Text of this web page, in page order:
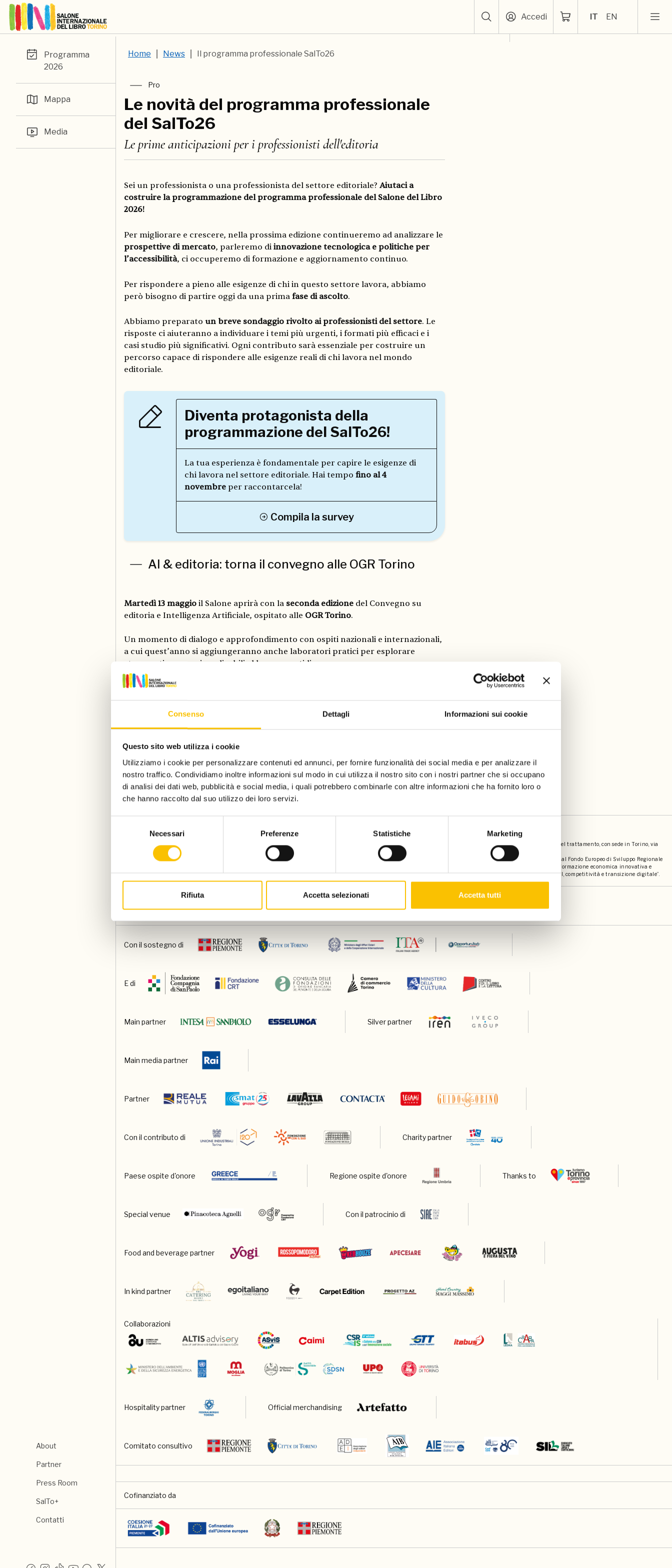
Consenso Dettagli Informazioni sui cookie
Questo sito web utilizza i cookie
Utilizziamo i cookie per personalizzare contenuti ed annunci, per fornire funzionalità dei social media e per analizzare il
nostro traffico. Condividiamo inoltre informazioni sul modo in cui utilizza il nostro sito con i nostri partner che si occupano
di analisi dei dati web, pubblicità e social media, i quali potrebbero combinarle con altre informazioni che ha fornito loro o
che hanno raccolto dal suo utilizzo dei loro servizi.
Necessari Preferenze Statistiche Marketing
Rifiuta Accetta selezionati Accetta tutti
Accedi IT EN
Programma
2026
Mappa
Media
About
Partner
Press Room
SalTo+
Contatti
Home News Il programma professionale SalTo26
Pro
Le novità del programma professionale
del SalTo26
Le prime anticipazioni per i professionisti dell'editoria
Sei un professionista o una professionista del settore editoriale? Aiutaci a
costruire la programmazione del programma professionale del Salone del Libro
2026!
Per migliorare e crescere, nella prossima edizione continueremo ad analizzare le
prospettive di mercato, parleremo di innovazione tecnologica e politiche per
l’accessibilità, ci occuperemo di formazione e aggiornamento continuo.
Per rispondere a pieno alle esigenze di chi in questo settore lavora, abbiamo
però bisogno di partire oggi da una prima fase di ascolto.
Abbiamo preparato un breve sondaggio rivolto ai professionisti del settore. Le
risposte ci aiuteranno a individuare i temi più urgenti, i formati più efficaci e i
casi studio più significativi. Ogni contributo sarà essenziale per costruire un
percorso capace di rispondere alle esigenze reali di chi lavora nel mondo
editoriale.
Diventa protagonista della
programmazione del SalTo26!
La tua esperienza è fondamentale per capire le esigenze di
chi lavora nel settore editoriale. Hai tempo fino al 4
novembre per raccontarcela!
Compila la survey
AI & editoria: torna il convegno alle OGR Torino
Martedì 13 maggio il Salone aprirà con la seconda edizione del Convegno su
editoria e Intelligenza Artificiale, ospitato alle OGR Torino.
Un momento di dialogo e approfondimento con ospiti nazionali e internazionali,
a cui quest’anno si aggiungeranno anche laboratori pratici per esplorare
strumenti e scenari applicabili al lavoro quotidiano.
Il convegno del 2025
le implicazioni dell'IA nei flussi editoriali, le sue potenzialità e
le sfide relative alla tutela del diritto d'autore e alla
protezione dei contenuti.
Associazione culturale Torino, la Città del Libro (c.f 97841070010) e Salone Libro s.r.l. (p.iva 12057500014) contitolari del trattamento, con sede in Torino, via
Pietro Giannone n. 10, 10121.
L'investimento sulle nostre piattaforme di prenotazione, biglietteria, gestione dei contatti e mailing, è stato cofinanziato dal Fondo Europeo di Sviluppo Regionale
(FESR) nell’ambito dell’Obiettivo di Policy 1 “un’Europa più competitiva e intelligente attraverso la promozione di una trasformazione economica innovativa e
intelligente e della connettività regionale alle tecnologie dell’informazione e della comunicazione (TIC)” - “PRIORITA’ I RSI, competitività e transizione digitale”.
Contatti Disclaimer
Con il sostegno di
E di
Main partner Silver partner
Main media partner
Partner
Con il contributo di Charity partner
Paese ospite d'onore Regione ospite d'onore Thanks to
Special venue Con il patrocinio di
Food and beverage partner
In kind partner
Collaborazioni
Hospitality partner Official merchandising
Comitato consultivo
Cofinanziato da